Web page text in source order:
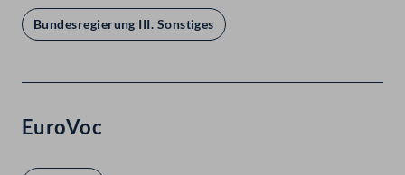
Bundesregierung III. Sonstiges
EuroVoc